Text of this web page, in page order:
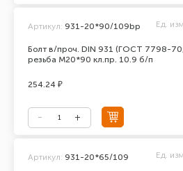
Болт в/проч. DIN 931 (ГОСТ 7798-
резьба М20*90 кл.пр. 10.9 б/п
Артикул: 931-20*90/109bp Ед.
254.24 ₽
Артикул: 931-20*65/109 Ед.